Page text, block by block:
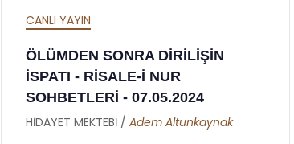
CANLI YAYIN
ÖLÜMDEN SONRA DİRİLİŞİN
İSPATI - RİSALE-İ NUR
SOHBETLERİ - 07.05.2024
HİDAYET MEKTEBİ / Adem Altunkaynak